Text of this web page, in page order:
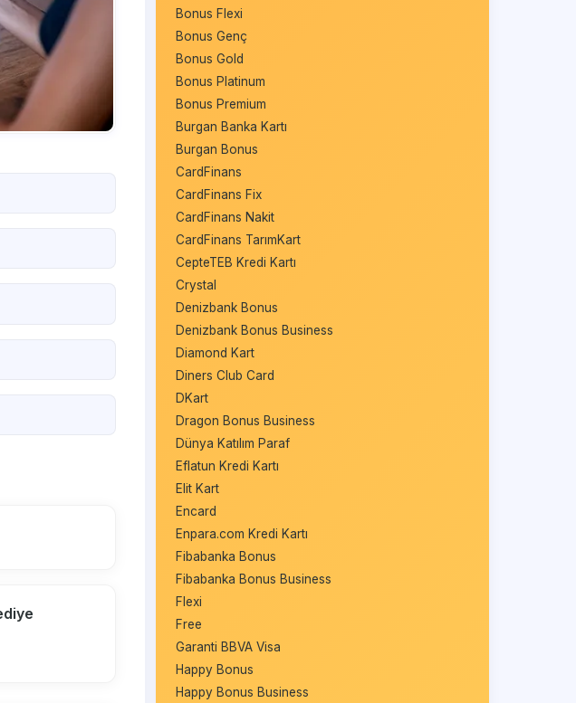
Bonus Flexi
Bonus Genç
Bonus Gold
Bonus Platinum
Bonus Premium
Burgan Banka Kartı
Burgan Bonus
CardFinans
CardFinans Fix
CardFinans Nakit
CardFinans TarımKart
CepteTEB Kredi Kartı
Crystal
Denizbank Bonus
Denizbank Bonus Business
Diamond Kart
Diners Club Card
DKart
Dragon Bonus Business
Dünya Katılım Paraf
Eflatun Kredi Kartı
Elit Kart
Encard
Enpara.com Kredi Kartı
Fibabanka Bonus
Fibabanka Bonus Business
Flexi
Free
Garanti BBVA Visa
Happy Bonus
Happy Bonus Business